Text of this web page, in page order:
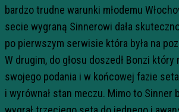
bardzo trudne warunki młodemu
secie wygraną Sinnerowi dała
po pierwszym serwisie która była na
W drugim, do głosu doszedł Bonzi który
swojego podania i w końcowej fazie seta
i wyrównał stan meczu. Mimo to Sinner